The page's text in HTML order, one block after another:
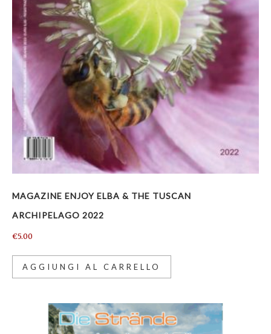
MAGAZINE ENJOY ELBA & THE TUSCAN
ARCHIPELAGO 2022
€5.00
AGGIUNGI AL CARRELLO